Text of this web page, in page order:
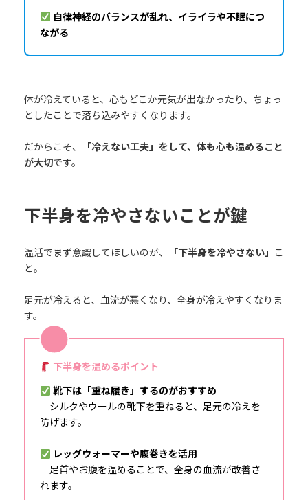
自律神経のバランスが乱れ、イライラや不眠につ
ながる
体が冷えていると、心もどこか元気が出なかったり、ちょっ
としたことで落ち込みやすくなります。
だからこそ、
「冷えない工夫」をして、体も心も温めること
が大切です。
下半身を冷やさないことが鍵
温活でまず意識してほしいのが、 「下半身を冷やさない」
こ
と。
足元が冷えると、血流が悪くなり、全身が冷えやすくなりま
す。
下半身を温めるポイント
靴下は「重ね履き」するのがおすすめ
シルクやウールの靴下を重ねると、足元の冷えを
防げます。
レッグウォーマーや腹巻きを活用
足首やお腹を温めることで、全身の血流が改善さ
れます。